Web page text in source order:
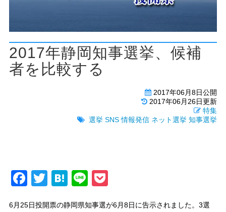
2017年静岡知事選挙、候補
者を比較する
2017年06月8日公開
2017年06月26日更新
特集
選挙 SNS 情報発信 ネット選挙 知事選挙
Facebook
Twitter
Hatena
Line
6月25日投開票の静岡県知事選が6月8日に告示されました。3選